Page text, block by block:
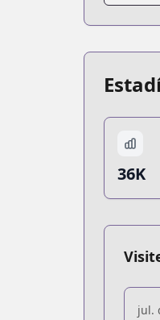
36K
jul.